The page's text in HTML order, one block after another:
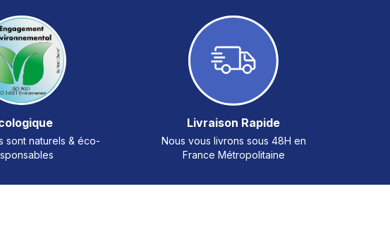
sont naturels & éco-
Livraison Rapide
Nous vous livrons sous 48H en
France Métropolitaine